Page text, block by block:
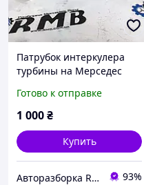
Патрубок интеркулера
турбины на Мерседес
OM642 A6420980707
Готово к отправке
1 000₴
Купить
Авторазборка RMB 93%